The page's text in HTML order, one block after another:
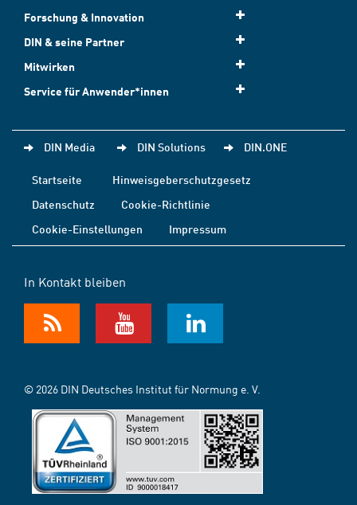
Forschung & Innovation
DIN & seine Partner
Mitwirken
Service für Anwender*innen
DIN Media DIN Solutions DIN.ONE
Startseite
Hinweisgeberschutzgesetz
Datenschutz
Cookie-Richtlinie
Cookie-Einstellungen
Impressum
In Kontakt bleiben
© 2026 DIN Deutsches Institut für Normung e. V.